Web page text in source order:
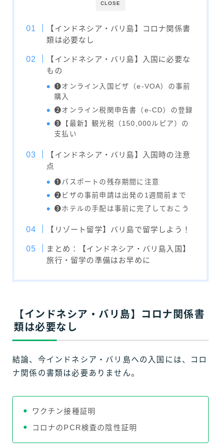
CLOSE
【インドネシア・バリ島】コロナ関係書
類は必要なし
【インドネシア・バリ島】入国に必要な
もの
❶オンライン入国ビザ（e-VOA）の事前
購入
❷オンライン税関申告書（e-CD）の登録
❸【最新】観光税（150,000ルピア）の
支払い
【インドネシア・バリ島】入国時の注意
点
❶パスポートの残存期間に注意
❷ビザの事前申請は出発の1週間前まで
❸ホテルの手配は事前に完了しておこう
【リゾート留学】バリ島で留学しよう！
まとめ：【インドネシア・バリ島入国】
旅行・留学の準備はお早めに
【インドネシア・バリ島】コロナ関係書
類は必要なし
結論、今インドネシア・バリ島への入国には、コロ
ナ関係の書類は必要ありません。
ワクチン接種証明
コロナのPCR検査の陰性証明